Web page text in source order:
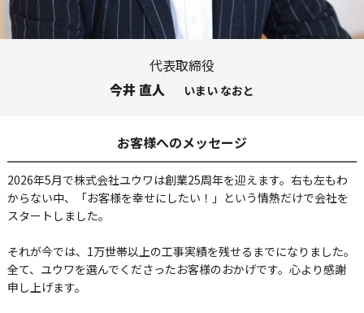
代表取締役
今井 直人
いまい なおと
お客様へのメッセージ
2026年5月で株式会社ユウワは創業25周年を迎えます。右も左もわ
からない中、「お客様を幸せにしたい！」という情熱だけで会社を
スタートしました。
それが今では、1万世帯以上の工事実績を残せるまでになりました。
全て、ユウワを選んでくださったお客様のおかげです。心より感謝
申し上げます。